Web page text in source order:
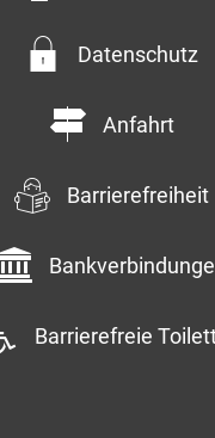
Datenschutz
Anfahrt
Barrierefreiheit
Barrierefreie